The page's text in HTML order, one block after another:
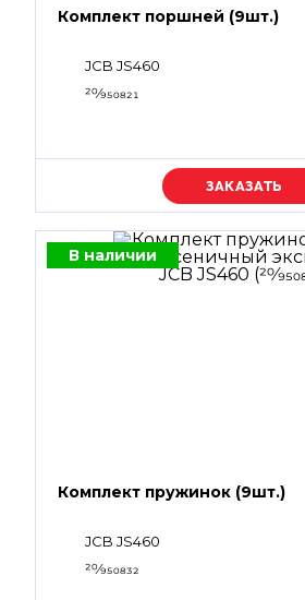
Комплект поршней (9шт.)
JCB JS460
20⁄950821
Уточняйте цену
В наличии
Комплект пружинок (9шт.)
JCB JS460
20⁄950832